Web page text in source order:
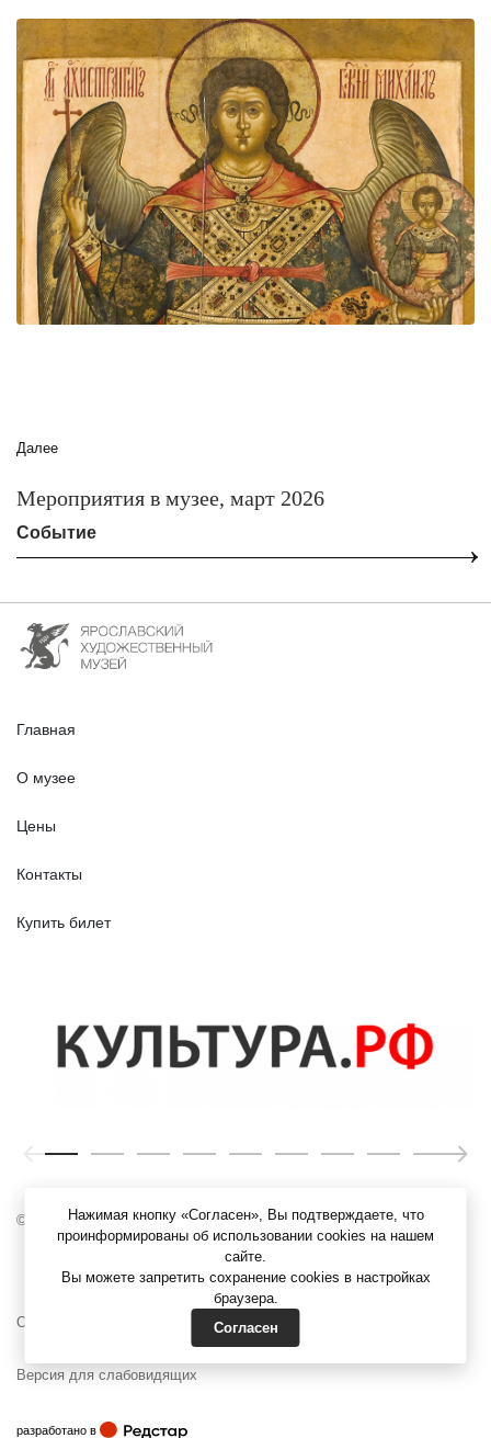
Далее
Мероприятия в музее, март 2026
Событие
Главная
О музее
Цены
Контакты
Купить билет
© ЯХМ, 1919 – 2026 г.
Официальные документы
Версия для слабовидящих
разработано в
Нажимая кнопку «Согласен», Вы подтверждаете, что
проинформированы об использовании cookies на нашем
сайте.
Вы можете запретить сохранение cookies в настройках
браузера.
Согласен